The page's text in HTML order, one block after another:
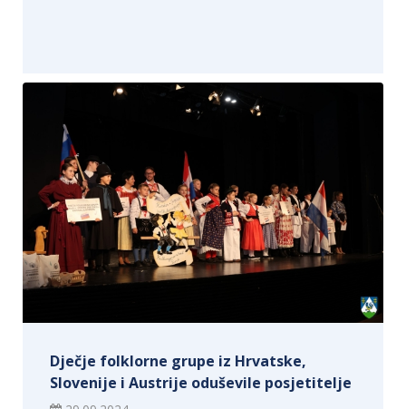
Dječje folklorne grupe iz Hrvatske,
Slovenije i Austrije oduševile posjetitelje